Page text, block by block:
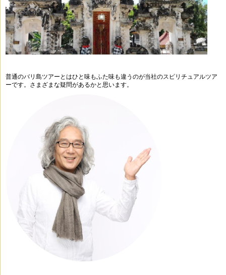
普通のバリ島ツアーとはひと味もふた味も違うのが当社のスピリチュアルツア
ーです。 さまざまな疑問があるかと思います。